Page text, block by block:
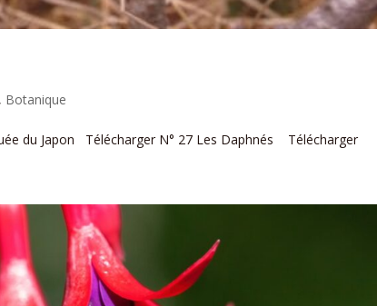
, Botanique
du Japon Télécharger N° 27 Les Daphnés Télécharger